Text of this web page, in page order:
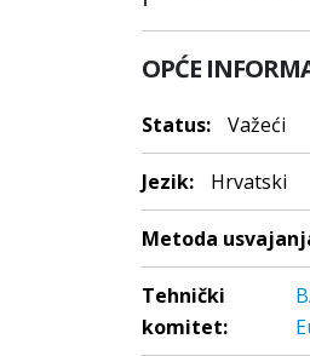
OPĆE
Status: Važeći
Jezik: Hrvatski
Metoda
Tehnički
komitet: